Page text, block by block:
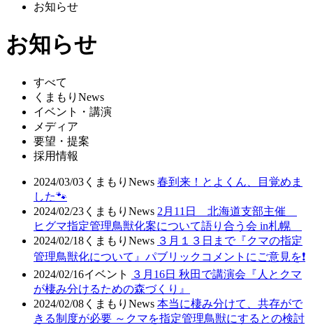
お知らせ
お知らせ
すべて
くまもりNews
イベント・講演
メディア
要望・提案
採用情報
2024/03/03 くまもりNews 春到来！とよくん、目覚めま
した🐾
2024/02/23 くまもりNews 2月11日 北海道支部主催
ヒグマ指定管理鳥獣化案について語り合う会 in札幌
2024/02/18 くまもりNews ３月１３日まで『クマの指定
管理鳥獣化について』パブリックコメントにご意見を❗
2024/02/16イベント
３月16日 秋田で講演会『人とクマ
が棲み分けるための森づくり』
2024/02/08 くまもりNews 本当に棲み分けて、共存がで
きる制度が必要 ～クマを指定管理鳥獣にするとの検討